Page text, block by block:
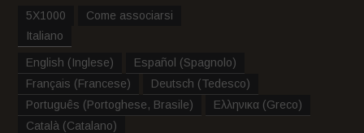
5X1000
Come associarsi
Italiano
English (Inglese) Español (Spagnolo)
Français (Francese) Deutsch (Tedesco)
Português (Portoghese, Brasile) Ελληνικα (Greco)
Català (Catalano)